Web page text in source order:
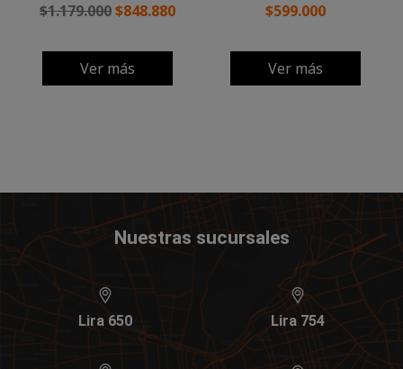
$1.179.000$848.880
Ver más
$599.000
Ver más
Nuestras sucursales
Lira 650 Lira 754